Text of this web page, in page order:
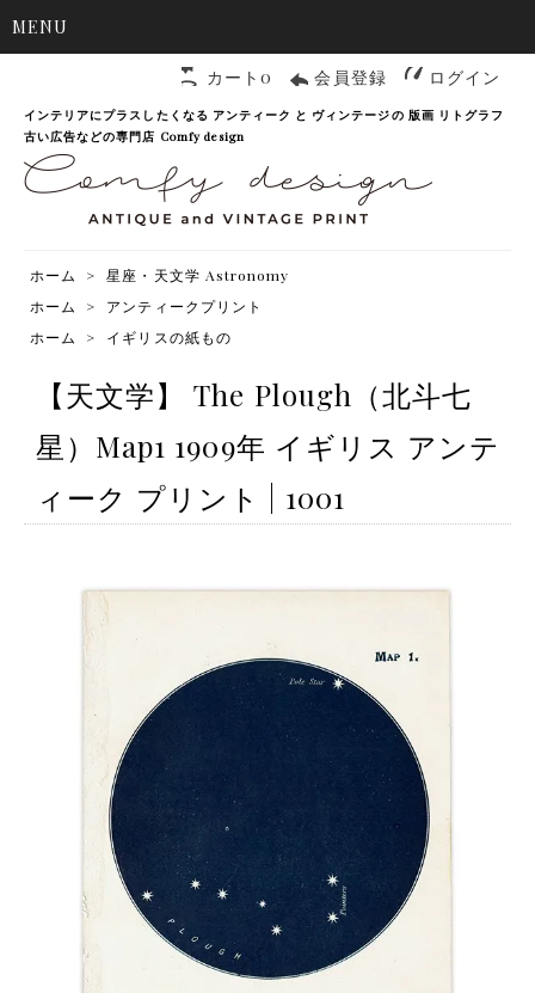
MENU
カート0 会員登録 ログイン
インテリアにプラスしたくなる アンティーク と ヴィンテージの 版画 リトグラフ
古い広告などの専門店 Comfy design
ホーム >
星座・天文学 Astronomy
ホーム
>
アンティークプリント
ホーム
> イギリスの紙もの
【天文学】 The Plough（北斗七
星）Map1 1909年 イギリス アンテ
ィーク プリント | 1001